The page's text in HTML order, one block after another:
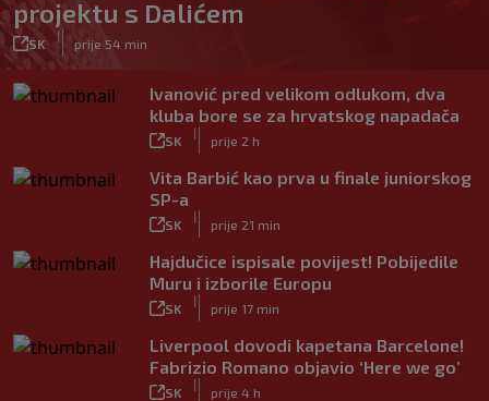
projektu s Dalićem
SK
|
prije 54 min
Ivanović pred velikom odlukom, dva
kluba bore se za hrvatskog napadača
SK
|
prije 2 h
Vita Barbić kao prva u finale juniorskog
SP-a
SK
|
prije 21 min
Hajdučice ispisale povijest! Pobijedile
Muru i izborile Europu
SK
|
prije 17 min
Liverpool dovodi kapetana Barcelone!
Fabrizio Romano objavio ‘Here we go’
SK
|
prije 4 h